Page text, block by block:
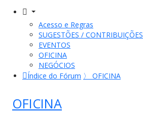
ATIVIDADES
NOTÍCIAS
FÓRUM
Acesso e Regras
SUGESTÕES / CONTRIBUIÇÕES
EVENTOS
OFICINA
NEGÓCIOS
Índice do Fórum 〉 OFICINA
OFICINA